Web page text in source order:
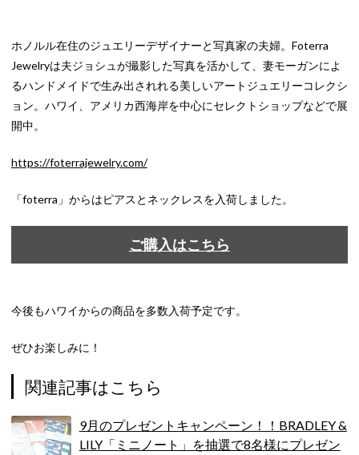
ホノルル在住のジュエリーデザイナーと写真家の夫婦。Foterra
Jewelryは夫ジョシュが撮影した写真を活かして、妻モーガンによ
るハンドメイドで生み出されれる美しいアートジュエリーコレクシ
ョン。ハワイ、アメリカ西海岸を中心にセレクトショップなどで展
開中。
https://foterrajewelry.com/
「foterra」からはピアスとネックレスを入荷しました。
ご購入はこちら
今後もハワイからの商品を多数入荷予定です。
ぜひお楽しみに！
関連記事はこちら
9月のプレゼントキャンペーン！！BRADLEY &
LILY「ミニノート」を抽選で8名様にプレゼン